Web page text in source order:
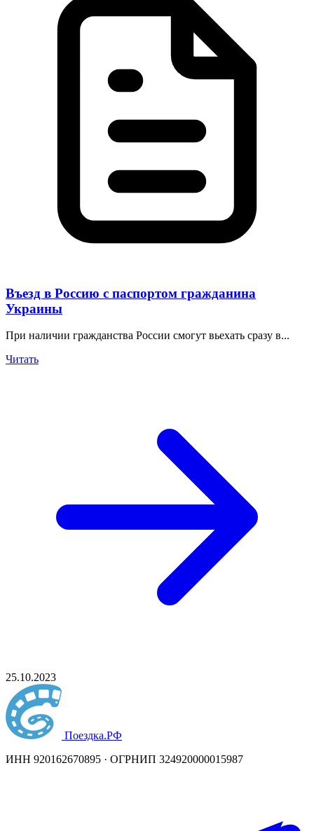
Въезд в Россию с паспортом гражданина
Украины
При наличии гражданства России смогут вьехать сразу в...
Читать
25.10.2023
Поездка.РФ
ИНН 920162670895 · ОГРНИП 324920000015987